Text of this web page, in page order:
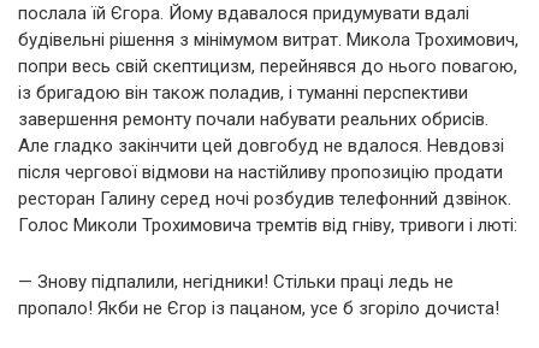
послала їй Єгора. Йому вдавалося придумувати вдалі
будівельні рішення з мінімумом витрат. Микола Трохимович,
попри весь свій скептицизм, перейнявся до нього повагою,
із бригадою він також поладив, і туманні перспективи
завершення ремонту почали набувати реальних обрисів.
Але гладко закінчити цей довгобуд не вдалося. Невдовзі
після чергової відмови на настійливу пропозицію продати
ресторан Галину серед ночі розбудив телефонний дзвінок.
Голос Миколи Трохимовича тремтів від гніву, тривоги і люті:
— Знову підпалили, негідники! Стільки праці ледь не
пропало! Якби не Єгор із пацаном, усе б згоріло дочиста!